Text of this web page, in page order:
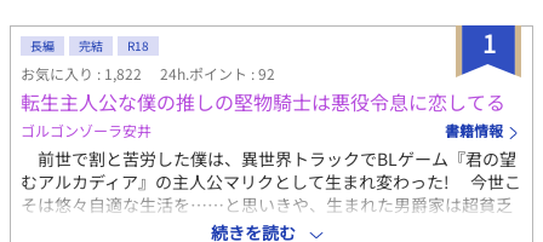
1
長編 完結 R18
お気に入り : 1,822 24h.ポイント : 92
転生主人公な僕の推しの堅物騎士は悪役令息に恋してる
ゴルゴンゾーラ安井 書籍情報
前世で割と苦労した僕は、異世界トラックでBLゲーム『君の望
むアルカディア』の主人公マリクとして生まれ変わった! 今世こ
そは悠々自適な生活を……と思いきや、生まれた男爵家は超貧乏
の子だくさん。 長男気質を捨てられない僕は、推しであるウィ
続きを読む